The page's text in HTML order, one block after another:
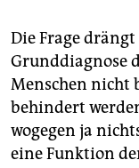
Die Frage
Grunddiagnose
Menschen nicht
behindert
wogegen ja
eine Funktion